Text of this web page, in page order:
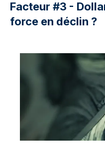
Facteur #3 -
force en déclin ?